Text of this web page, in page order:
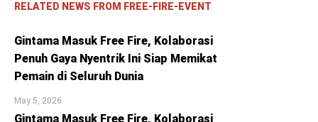
RELATED NEWS FROM FREE-FIRE-EVENT
Gintama Masuk Free Fire, Kolaborasi
Penuh Gaya Nyentrik Ini Siap Memikat
Pemain di Seluruh Dunia
May 5, 2026
Gintama Masuk Free Fire, Kolaborasi